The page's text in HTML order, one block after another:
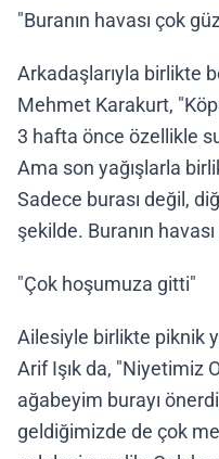
"Buranın havası çok
Arkadaşlarıyla birlikte
Mehmet Karakurt,
3 hafta önce özellikle
Ama son yağışlarla
Sadece burası değil,
şekilde. Buranın
"Çok hoşumuza gitti"
Ailesiyle birlikte piknik
Arif Işık da, "Niyetimiz
ağabeyim burayı
geldiğimizde de çok